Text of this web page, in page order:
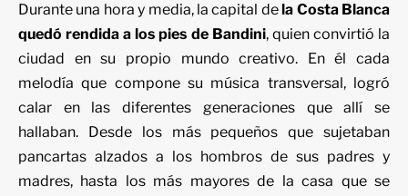
Durante una hora y media, la capital de la Costa Blanca
quedó rendida a los pies de Bandini, quien convirtió la
ciudad en su propio mundo creativo. En él cada
melodía que compone su música transversal, logró
calar en las diferentes generaciones que allí se
hallaban. Desde los más pequeños que sujetaban
pancartas alzados a los hombros de sus padres y
madres, hasta los más mayores de la casa que se